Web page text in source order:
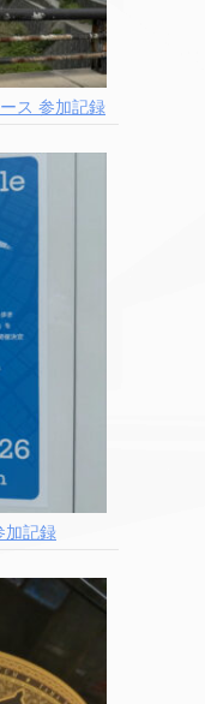
ス 参加記録
加記録